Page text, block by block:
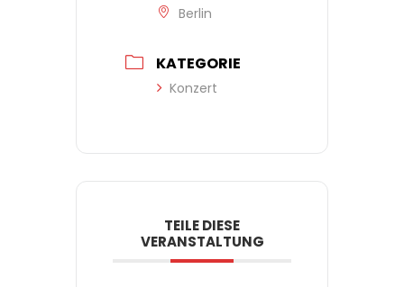
Berlin
KATEGORIE
Konzert
TEILE DIESE
VERANSTALTUNG